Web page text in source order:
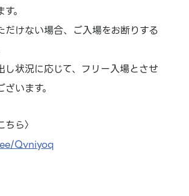
。
だけない場合、ご入場をお断りする
し状況に応じて、フリー入場とさせ
います。
ら〉
Qvniyoq